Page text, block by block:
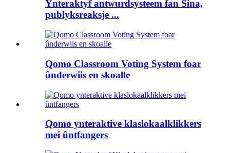
Ynteraktyf antwurdsysteem fan Sina,
publyksreaksje ...
Qomo Classroom Voting System foar
ûnderwiis en skoalle
Qomo ynteraktive klaslokaalklikkers
mei ûntfangers